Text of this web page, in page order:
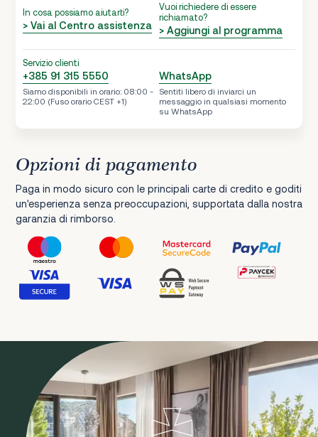
In cosa possiamo aiutarti?
> Vai al Centro assistenza
Vuoi richiedere di essere
richiamato?
> Aggiungi al programma
Servizio clienti
+385 91 315 5550
Siamo disponibili in orario: 08:00 -
22:00 (Fuso orario CEST +1)
WhatsApp
Sentiti libero di inviarci un
messaggio in qualsiasi momento
su WhatsApp
Opzioni di pagamento
Paga in modo sicuro con le principali carte di credito e goditi
un'esperienza senza preoccupazioni, supportata dalla nostra
garanzia di rimborso.